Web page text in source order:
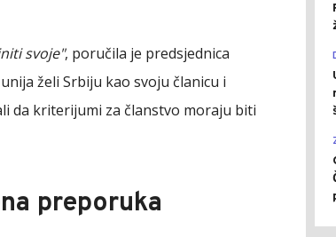
svoje", poručila je predsjednica
želi Srbiju kao svoju članicu i
da kriterijumi za članstvo moraju biti
preporuka